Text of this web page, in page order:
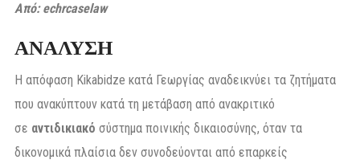
Από: echrcaselaw
ΑΝΑΛΥΣΗ
Η απόφαση Kikabidze κατά Γεωργίας αναδεικνύει τα ζητήματα
που ανακύπτουν κατά τη μετάβαση από ανακριτικό
σε αντιδικιακό σύστημα ποινικής δικαιοσύνης, όταν τα
δικονομικά πλαίσια δεν συνοδεύονται από επαρκείς